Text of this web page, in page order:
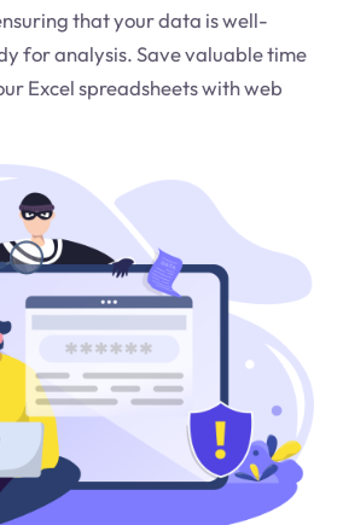
that your data is well-
for analysis. Save valuable time
Excel spreadsheets with web